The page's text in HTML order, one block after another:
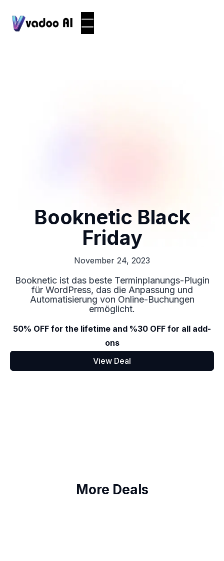
Booknetic Black
Friday
November 24, 2023
Booknetic ist das beste Terminplanungs-Plugin
für WordPress, das die Anpassung und
Automatisierung von Online-Buchungen
ermöglicht.
50% OFF for the lifetime and %30 OFF for all add-
ons
View Deal
More Deals